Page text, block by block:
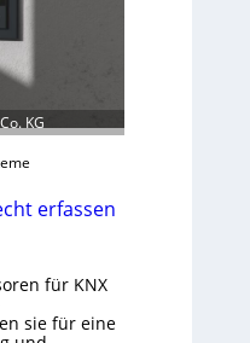
KG
erfassen
für KNX
sie für eine